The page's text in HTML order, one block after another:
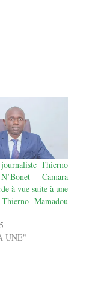
Thierno
Camara
à vue suite à une
Mamadou
UNE"